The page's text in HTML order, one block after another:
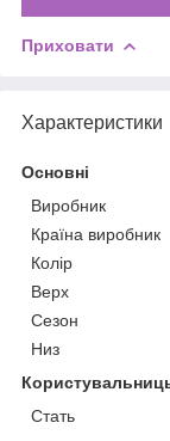
Приховати
Характеристики
Основні
Виробник
Країна виробник
Колір
Верх
Сезон
Низ
Стать